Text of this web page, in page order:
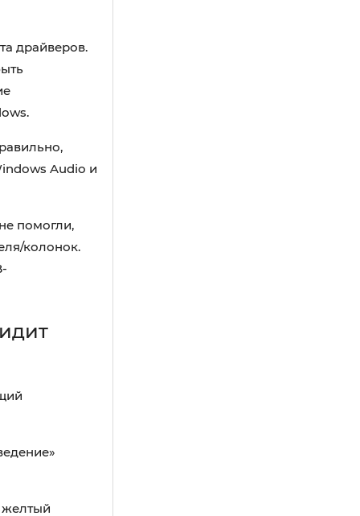
драйверов.
Audio и
помогли,
колонок.
желтый